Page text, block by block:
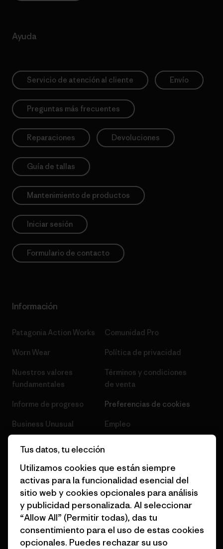
Ayuda
Servicio de atención al cliente Envío
Preguntas más frecuentes
Reparaciones Devoluciones
Guía de tallas
Mantenimiento de productos
Iniciar sesión
Formulario de contacto
Información
Patagonia Action Works
Worn Wear
Nuestros valores
fundamentales
Informe de progreso
Business Unusual
Objetivos climáticos
1% for the Planet
Cómo financiamos
Tarjetas regalo
Encuentra una tienda
Comunidad Pro
Política de privacidad
Términos y condiciones
de venta
Preferencias de cookies
Empleo
Programa para profesionales
del sector
Programa de afiliados
Mapa del sitio Patagonia
España
Tus datos, tu elección
Utilizamos cookies que están siempre
activas para la funcionalidad esencial del
sitio web y cookies opcionales para análisis
y publicidad personalizada. Al seleccionar
“Allow All” (Permitir todas), das tu
consentimiento para el uso de estas cookies
opcionales. Puedes rechazar su uso